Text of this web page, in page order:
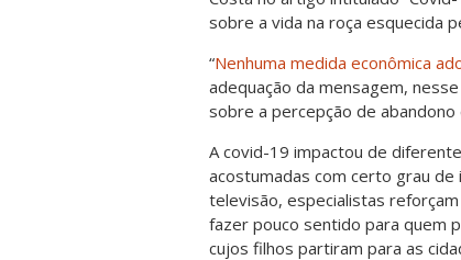
sobre a vida na roça esquecida
“Nenhuma medida econômica
adequação da mensagem,
sobre a percepção de
A covid-19 impactou de
acostumadas com certo grau
televisão, especialistas
fazer pouco sentido para quem
cujos filhos partiram para as